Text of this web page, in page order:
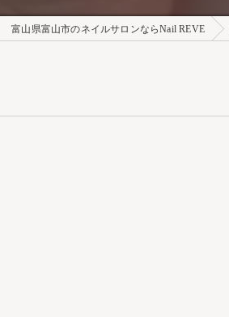
富山県富山市のネイルサロンならNail REVE